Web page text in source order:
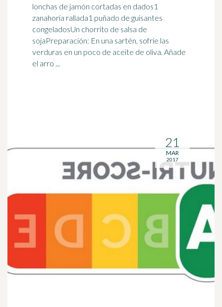
lonchas de jamón cortadas en dados1
zanahoria rallada1 puñado de guisantes
congeladosUn chorrito de salsa de
sojaPreparación: En una sartén, sofríe las
verduras en un poco de aceite de oliva. Añade
el arro ...
21
MAR
2017